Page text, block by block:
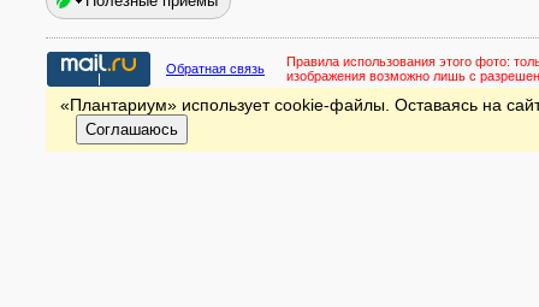
Обратная связь Правила использования этого фото:
изображения возможно лишь с
«Плантариум» использует cookie-файлы. Оставаясь на
Соглашаюсь